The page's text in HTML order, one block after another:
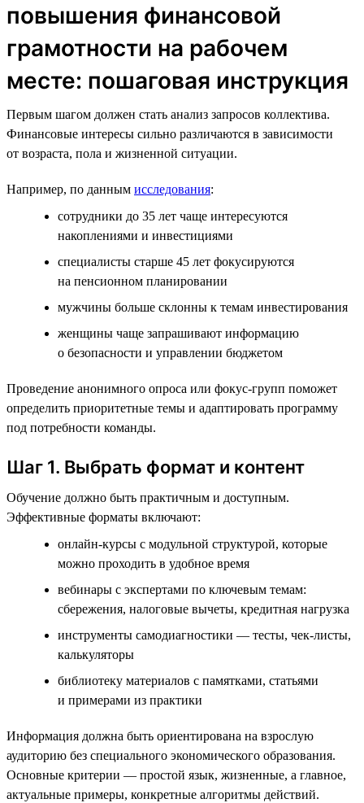
повышения финансовой
грамотности на рабочем
месте: пошаговая инструкция
Первым шагом должен стать анализ запросов коллектива.
Финансовые интересы сильно различаются в зависимости
от возраста, пола и жизненной ситуации.
Например, по данным исследования:
сотрудники до 35 лет чаще интересуются
накоплениями и инвестициями
специалисты старше 45 лет фокусируются
на пенсионном планировании
мужчины больше склонны к темам инвестирования
женщины чаще запрашивают информацию
о безопасности и управлении бюджетом
Проведение анонимного опроса или фокус-групп поможет
определить приоритетные темы и адаптировать программу
под потребности команды.
Шаг 1. Выбрать формат и контент
Обучение должно быть практичным и доступным.
Эффективные форматы включают:
онлайн-курсы с модульной структурой, которые
можно проходить в удобное время
вебинары с экспертами по ключевым темам:
сбережения, налоговые вычеты, кредитная нагрузка
инструменты самодиагностики — тесты, чек-листы,
калькуляторы
библиотеку материалов с памятками, статьями
и примерами из практики
Информация должна быть ориентирована на взрослую
аудиторию без специального экономического образования.
Основные критерии — простой язык, жизненные, а главное,
актуальные примеры, конкретные алгоритмы действий.